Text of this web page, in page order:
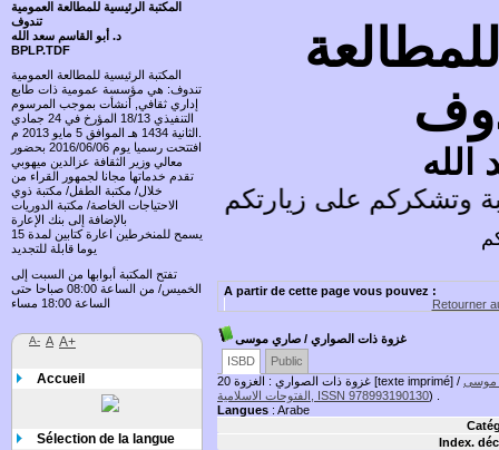
على زيارتكم وتسعد باقتراحاتكم
A partir de cette page vous pouvez :
Retourner
غزوة ذات الصواري / صاري موسى
ISBD
Public
غزوة ذات الصواري : الغزوة 20 [texte imprimé] / موسى
الفتوحات الاسلامية, ISSN 978993190130) .
Langues : Arabe
Index.
المكتبة الرئيسية للمطالعة العمومية
تندوف
د. أبو القاسم سعد الله
BPLP.TDF
المكتبة الرئيسية للمطالعة العمومية
تندوف: هي مؤسسة عمومية ذات طابع
إداري ثقافي, أنشأت بموجب المرسوم
التنفيذي 18/13 المؤرخ في 24 جمادي
افتتحت رسميا يوم 2016/06/06 بحضور
معالي وزير الثقافة عزالدين ميهوبي
تقدم خدماتها مجانا لجمهور القراء من
خلال/ مكتبة الطفل/ مكتبة ذوي
الاحتياجات الخاصة/ مكتبة الدوريات
بالإضافة إلى بنك الإعارة
يسمح للمنخرطين اعارة كتابين لمدة 15
يوما قابلة للتجديد
تفتح المكتبة أبوابها من السبت إلى
الخميس/ من الساعة 08:00 صباحا حتى
الساعة 18:00 مساء
A- A A+
Accueil
Sélection de la langue